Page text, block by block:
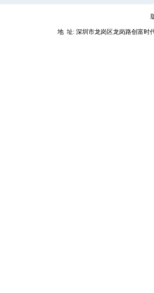
地 址: 深圳市龙岗区龙岗路创富时